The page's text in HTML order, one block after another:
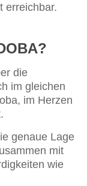
erreichbar.
die
im gleichen
im Herzen
genaue Lage
mit
wie